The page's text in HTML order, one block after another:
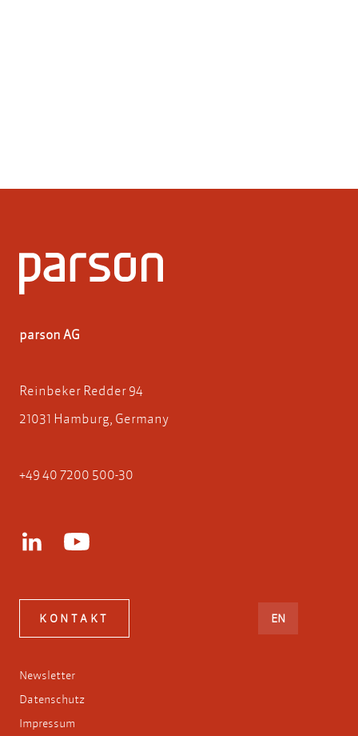
parson AG
Reinbeker Redder 94
21031 Hamburg, Germany
+49 40 7200 500-30
KONTAKT ENENGLISH
Newsletter
Datenschutz
Impressum